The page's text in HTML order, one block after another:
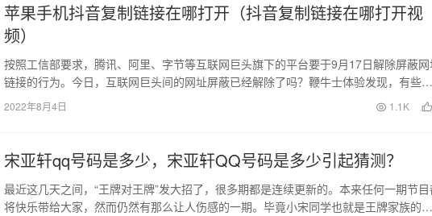
苹果手机抖音复制链接在哪打开（抖音复制链接在哪打开视
频）
按照工信部要求，腾讯、阿里、字节等互联网巨头旗下的平台要于9月17日解除屏蔽网
链接的行为。今日，互联网巨头间的网址屏蔽已经解除了吗？鞭牛士体验发现，有些已
经有了巨大变化，有些还在…
2022年8月4日 1.1K
宋亚轩qq号码是多少，宋亚轩QQ号码是多少引起猜测？
最近这几天之间，“王牌对王牌”发大招了，很多期都是连续更新的。本来任何一期节
将快乐带给大家，然而仍然有那么让人伤感的一期。毕竟小宋同学也就是王牌家族的宋